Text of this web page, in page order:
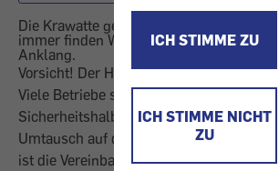
ICH STIMME ZU
ICH STIMME NICHT
ZU
Die Krawatte gefällt nicht, der Skischuh
immer finden Weihnachtsgeschenke
Anklang.
Vorsicht! Der Händler ist nicht zum
Viele Betriebe sind aber gerne dazu bereit.
Sicherheitshalber sollte man sich die
Umtausch auf dem Kassabon
ist die Vereinbarung, zum Vollpreis